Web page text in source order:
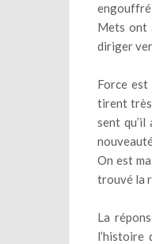
engouffré
Mets ont
diriger
Force est
tirent très
sent
On est
trouvé la
La
l’histoire